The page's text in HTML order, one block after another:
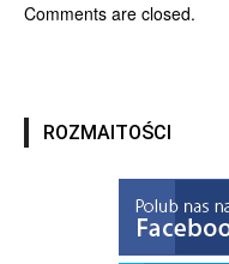
Comments are closed.
ROZMAITOŚCI